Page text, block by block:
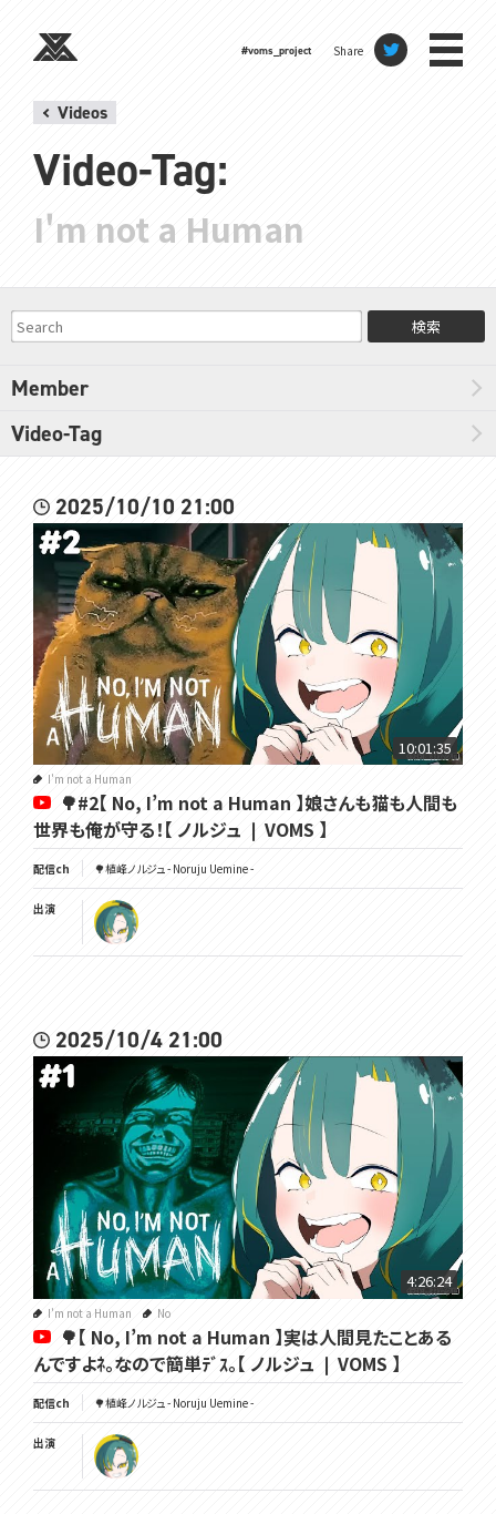
#voms_project Share
Videos
Video-Tag:
I'm not a Human
検索
Member
Video-Tag
2025/10/10 21:00
10:01:35
I'm not a Human
🌳#2【 No, I’m not a Human 】娘さんも猫も人間も
世界も俺が守る！【 ノルジュ ❘ VOMS 】
配信ch 🌳植峰ノルジュ - Noruju Uemine -
出演
2025/10/4 21:00
4:26:24
I'm not a Human No
🌳【 No, I’m not a Human 】実は人間見たことある
んですよﾈ。なので簡単ﾃﾞｽ。【 ノルジュ ❘ VOMS 】
配信ch 🌳植峰ノルジュ - Noruju Uemine -
出演